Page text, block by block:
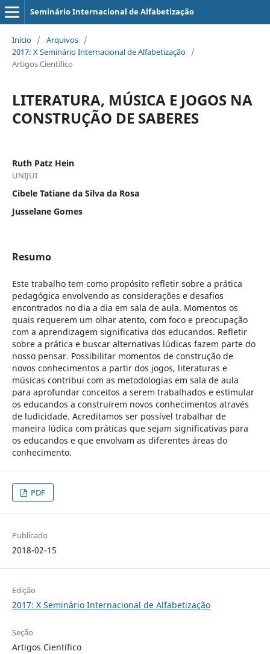
Seminário Internacional de Alfabetização
Início / Arquivos /
2017: X Seminário Internacional de Alfabetização /
Artigos Científico
LITERATURA, MÚSICA E JOGOS NA
CONSTRUÇÃO DE SABERES
Ruth Patz Hein
UNIJUI
Cibele Tatiane da Silva da Rosa
Jusselane Gomes
Resumo
Este trabalho tem como propósito refletir sobre a prática
pedagógica envolvendo as considerações e desafios
encontrados no dia a dia em sala de aula. Momentos os
quais requerem um olhar atento, com foco e preocupação
com a aprendizagem significativa dos educandos. Refletir
sobre a prática e buscar alternativas lúdicas fazem parte do
nosso pensar. Possibilitar momentos de construção de
novos conhecimentos a partir dos jogos, literaturas e
músicas contribui com as metodologias em sala de aula
para aprofundar conceitos a serem trabalhados e estimular
os educandos a construírem novos conhecimentos através
de ludicidade. Acreditamos ser possível trabalhar de
maneira lúdica com práticas que sejam significativas para
os educandos e que envolvam as diferentes áreas do
conhecimento.
PDF
Publicado
2018-02-15
Edição
2017: X Seminário Internacional de Alfabetização
Seção
Artigos Científico